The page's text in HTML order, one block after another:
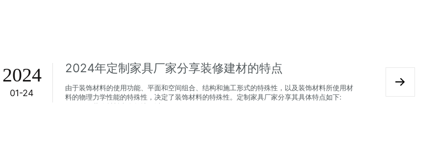
2024
01-24
2024年定制家具厂家分享装修建材的特点
由于装饰材料的使用功能、平面和空间组合、结构和施工形式的特殊性，以及装饰材料所使用材
料的物理力学性能的特殊性，决定了装饰材料的特殊性。定制家具厂家分享其具体特点如下:
一般装饰材料由自然地面以下...